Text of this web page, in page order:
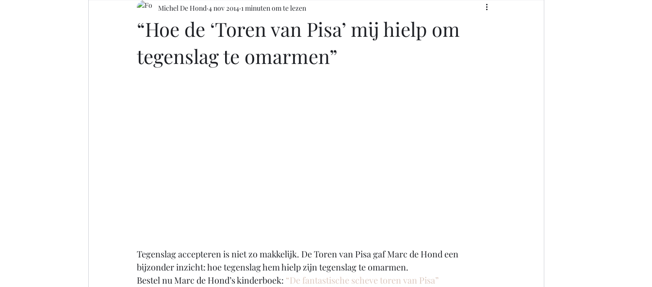
Leuke filmpjes Nieuws Marc is ziek Presentator
Radio
“Hoe de ‘Toren van Pisa’ mij hielp om
tegenslag te omarmen”
Michel De Hond 4 nov 2014 1 minuten om te lezen
Tegenslag accepteren is niet zo makkelijk. De Toren van Pisa gaf Marc de Hond een
bijzonder inzicht: hoe tegenslag hem hielp zijn tegenslag te omarmen.
Bestel nu Marc de Hond’s kinderboek: “De fantastische scheve toren van Pisa”